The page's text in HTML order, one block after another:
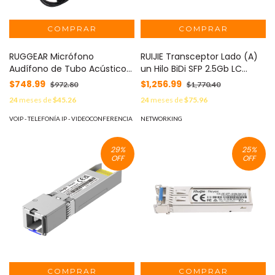
RUGGEAR Micrófono
Audífono de Tubo Acústico
de 2 Cables para RG750
MOD: 25025700
$748.99 $972.80
24meses de$45.26
VOIP - TELEFONÍA IP - VIDEOCONFERENCIA
RUIJIE Transceptor Lado (A)
un Hilo BiDi SFP 2.5Gb LC
Monomodo Tx 1310nm / Rx
1550nm, hasta 3km MOD:
2.5G-SFP-LX03-SM1310-BIDI-I
$1,256.99 $1,770.40
24meses de$75.96
NETWORKING
29%
OFF
25%
OFF